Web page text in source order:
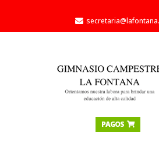

PAGOS 